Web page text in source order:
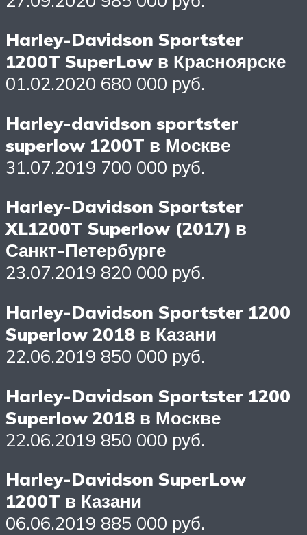
Harley-Davidson Sportster
1200T SuperLow в Красноярске
01.02.2020 680 000 руб.
Harley-davidson sportster
superlow 1200T в Москве
31.07.2019 700 000 руб.
Harley-Davidson Sportster
XL1200T Superlow (2017) в
Санкт-Петербурге
23.07.2019 820 000 руб.
Harley-Davidson Sportster 1200
Superlow 2018 в Казани
22.06.2019 850 000 руб.
Harley-Davidson Sportster 1200
Superlow 2018 в Москве
22.06.2019 850 000 руб.
Harley-Davidson SuperLow
1200T в Казани
06.06.2019 885 000 руб.